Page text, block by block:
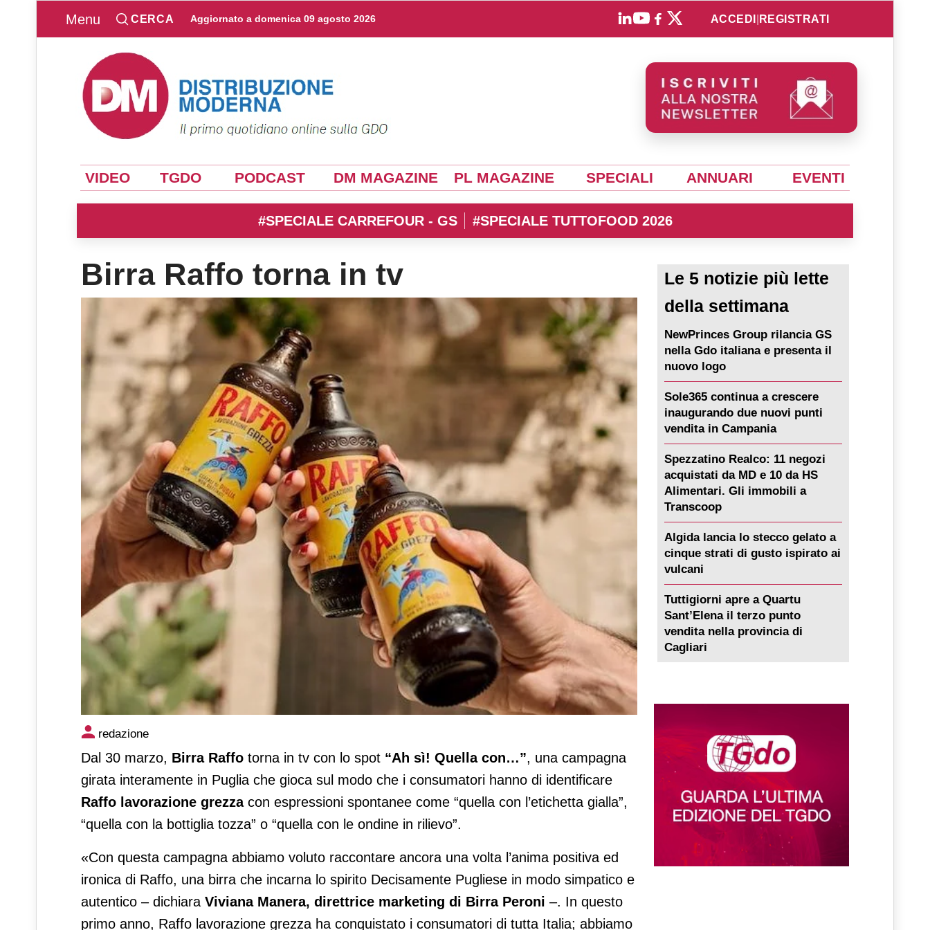
Menu CERCA Aggiornato a domenica 09 agosto 2026 ACCEDI REGISTRATI
VIDEO TGDO PODCAST DM MAGAZINE PL MAGAZINE SPECIALI ANNUARI EVENTI
#SPECIALE CARREFOUR - GS #SPECIALE TUTTOFOOD 2026
Birra Raffo torna in tv
Birra Raffo torna in tv
redazione
Dal 30 marzo, Birra Raffo torna in tv con lo spot “Ah sì! Quella con…”, una campagna
girata interamente in Puglia che gioca sul modo che i consumatori hanno di identificare
Raffo lavorazione grezzacon espressioni spontanee come “quella con l’etichetta gialla”,
“quella con la bottiglia tozza” o “quella con le ondine in rilievo”.
«Con questa campagna abbiamo voluto raccontare ancora una volta l’anima positiva ed
ironica di Raffo, una birra che incarna lo spirito Decisamente Pugliese in modo simpatico e
autentico – dichiara Viviana Manera, direttrice marketing di Birra Peroni –. In questo
primo anno, Raffo lavorazione grezza ha conquistato i consumatori di tutta Italia; abbiamo
Le 5 notizie più lette
della settimana
NewPrinces Group rilancia GS
nella Gdo italiana e presenta il
nuovo logo
Sole365 continua a crescere
inaugurando due nuovi punti
vendita in Campania
Spezzatino Realco: 11 negozi
acquistati da MD e 10 da HS
Alimentari. Gli immobili a
Transcoop
Algida lancia lo stecco gelato a
cinque strati di gusto ispirato ai
vulcani
Tuttigiorni apre a Quartu
Sant’Elena il terzo punto
vendita nella provincia di
Cagliari